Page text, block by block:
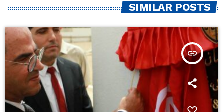
SIMILAR POSTS
insert_link